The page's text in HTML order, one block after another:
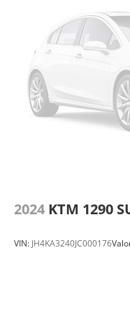
2024 KTM 1290
VIN: JH4KA3240JC000176